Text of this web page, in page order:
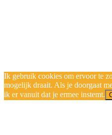
Ik gebruik cookies om ervoor te
mogelijk draait. Als je doorgaat
ik er vanuit dat je ermee instemt.